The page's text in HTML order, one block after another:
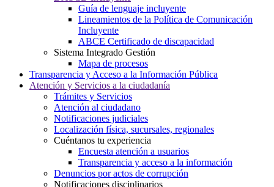
Guía de lenguaje incluyente
Lineamientos de la Política de Comunicación
Incluyente
ABCE Certificado de discapacidad
Sistema Integrado Gestión
Mapa de procesos
Transparencia y Acceso a la Información Pública
Atención y Servicios a la ciudadanía
Trámites y Servicios
Atención al ciudadano
Notificaciones judiciales
Localización física, sucursales, regionales
Cuéntanos tu experiencia
Encuesta atención a usuarios
Transparencia y acceso a la información
Denuncios por actos de corrupción
Notificaciones disciplinarios